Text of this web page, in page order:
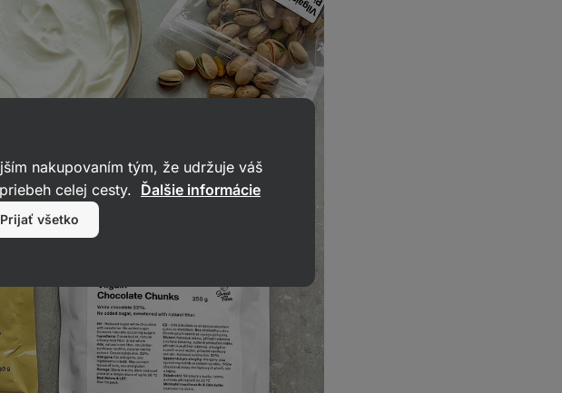
nakupovaním tým, že udržuje váš
celej cesty. Ďalšie informácie
Prijať všetko